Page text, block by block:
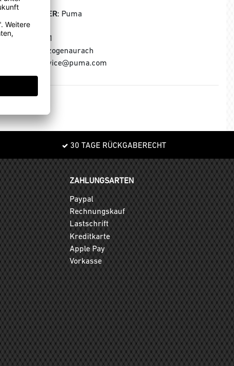
HERSTELLER: Puma
Puma SE
Puma Way 1
91074 Herzogenaurach
E-Mail: service@puma.com
30 TAGE RÜCKGABERECHT
ZAHLUNGSARTEN
Paypal
Rechnungskauf
Lastschrift
Kreditkarte
Apple Pay
Vorkasse